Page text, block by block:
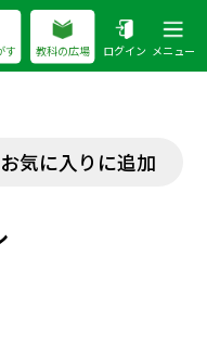
す 教科の広場 ログイン メニュー
お気に入りに追加